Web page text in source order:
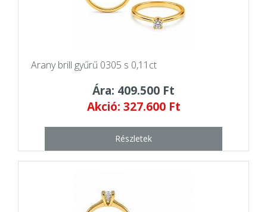
Arany brill gyűrű 0305 s 0,11ct
Ára: 409.500 Ft
Akció: 327.600 Ft
Részletek